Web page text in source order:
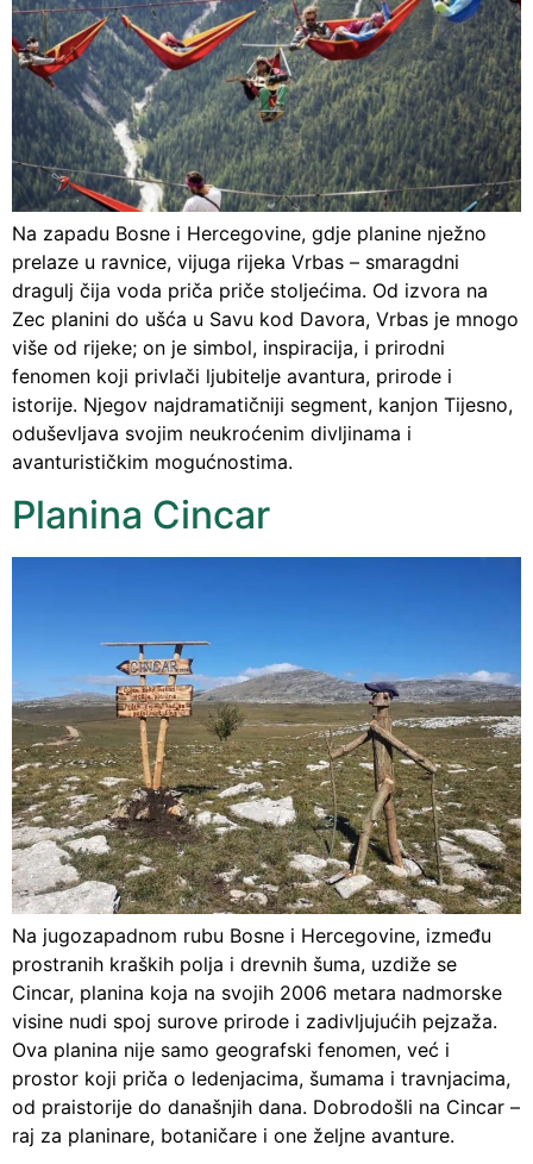
Na zapadu Bosne i Hercegovine, gdje planine nježno
prelaze u ravnice, vijuga rijeka Vrbas – smaragdni
dragulj čija voda priča priče stoljećima. Od izvora na
Zec planini do ušća u Savu kod Davora, Vrbas je mnogo
više od rijeke; on je simbol, inspiracija, i prirodni
fenomen koji privlači ljubitelje avantura, prirode i
istorije. Njegov najdramatičniji segment, kanjon Tijesno,
oduševljava svojim neukroćenim divljinama i
avanturističkim mogućnostima.
Planina Cincar
Na jugozapadnom rubu Bosne i Hercegovine, između
prostranih kraških polja i drevnih šuma, uzdiže se
Cincar, planina koja na svojih 2006 metara nadmorske
visine nudi spoj surove prirode i zadivljujućih pejzaža.
Ova planina nije samo geografski fenomen, već i
prostor koji priča o ledenjacima, šumama i travnjacima,
od praistorije do današnjih dana. Dobrodošli na Cincar –
raj za planinare, botaničare i one željne avanture.